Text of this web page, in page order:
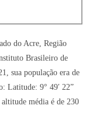
do Acre, Região
Brasileiro de
sua população era de
Latitude: 9° 49′ 22”
média é de 230